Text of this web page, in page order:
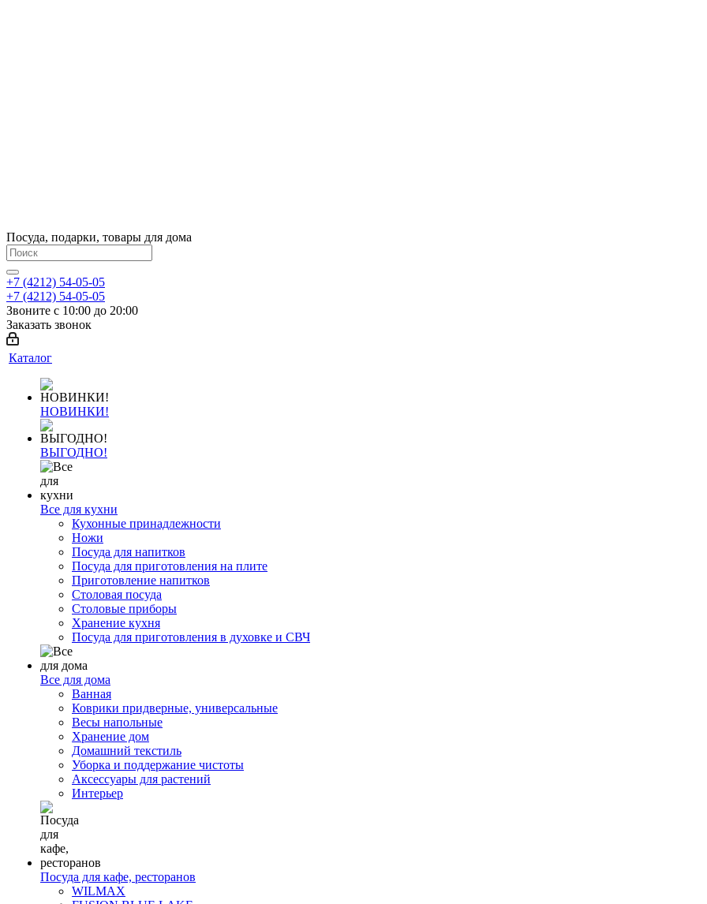
Посуда, подарки, товары для дома
+7 (4212) 54-05-05
+7 (4212) 54-05-05
Звоните с 10:00 до 20:00
Заказать звонок
Каталог
НОВИНКИ!
ВЫГОДНО!
Все для кухни
Кухонные принадлежности
Ножи
Посуда для напитков
Посуда для приготовления на плите
Приготовление напитков
Столовая посуда
Столовые приборы
Хранение кухня
Посуда для приготовления в духовке и СВЧ
Все для дома
Ванная
Коврики придверные, универсальные
Весы напольные
Хранение дом
Домашний текстиль
Уборка и поддержание чистоты
Аксессуары для растений
Интерьер
Посуда для кафе, ресторанов
WILMAX